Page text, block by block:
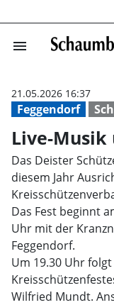
menu
Feggendorf
21.05.2026 16:37
Live-Musik
Das Deister
diesem Jahr
Das Fest beginnt
Uhr mit der
Feggendorf.
Um 19.30 Uhr
Wilfried Mundt.